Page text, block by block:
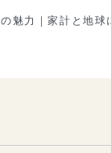
魅力｜家計と地球